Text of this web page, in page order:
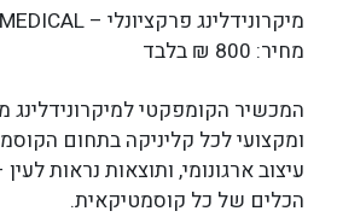
מיקרונידלינג פרקציונלי – IMPULS MEDICAL
מחיר: 800 ₪ בלבד
ומקצועי לכל קליניקה בתחום
עיצוב ארגונומי, ותוצאות נראות
הכלים של כל קוסמטיקאית.